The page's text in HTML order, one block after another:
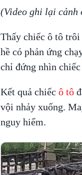
(Video ghi lại cảnh
Thấy chiếc ô tô
hề có phản ứng
chỉ đứng nhìn
Kết quả chiếc ô tô
vội nhảy xuống.
nguy hiểm.